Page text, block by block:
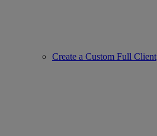
Create a Custom Full Client